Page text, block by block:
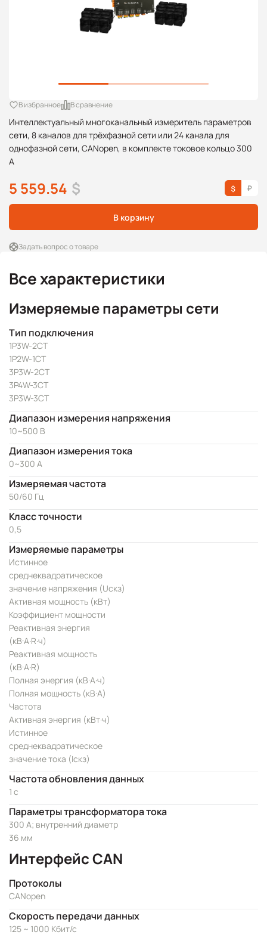
Интеллектуальный многоканальный измеритель параметров
сети, 8 каналов для трёхфазной сети или 24 канала для
однофазной сети, CANopen, в комплекте токовое кольцо 300
А
В избранное В сравнение
5 559.54 $
В корзину
Задать вопрос о товаре
Все характеристики
Измеряемые параметры сети
Тип подключения
1P3W-2CT
1P2W-1CT
3P3W-2CT
3P4W-3CT
3P3W-3CT
Диапазон измерения напряжения
10~500 В
Диапазон измерения тока
0~300 А
Измеряемая частота
50/60 Гц
Класс точности
0,5
Измеряемые параметры
Истинное
среднеквадратическое
значение напряжения (Uскз)
Активная мощность (кВт)
Коэффициент мощности
Реактивная энергия
(кВ·А·R·ч)
Реактивная мощность
(кВ·А·R)
Полная энергия (кВ·А·ч)
Полная мощность (кВ·А)
Частота
Активная энергия (кВт·ч)
Истинное
среднеквадратическое
значение тока (Iскз)
Частота обновления данных
1 с
Параметры трансформатора тока
300 А; внутренний диаметр
36 мм
Интерфейс CAN
Протоколы
CANopen
Скорость передачи данных
125 ~ 1000 Кбит/с